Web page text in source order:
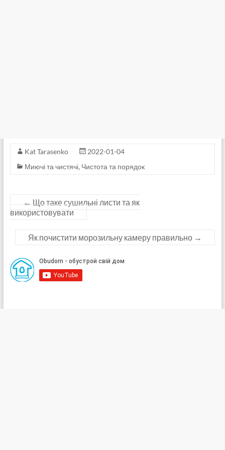
Kat Tarasenko
2022-01-04
Миючі та чистячі, Чистота та порядок
← Що таке сушильні листи та як
використовувати
Як почистити морозильну камеру правильно →